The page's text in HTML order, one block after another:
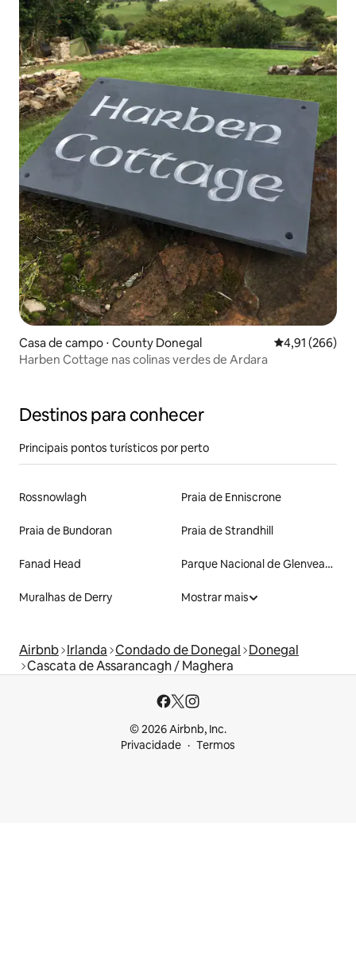
Casa de campo ⋅ County Donegal 4,91 de uma
4,91 (266)
Harben Cottage nas colinas verdes de Ardara
Destinos para conhecer
Principais pontos turísticos por perto
Rossnowlagh Praia de Enniscrone
Praia de Bundoran Praia de Strandhill
Fanad Head Parque Nacional de Glenveagh
Muralhas de Derry Mostrar mais
Airbnb Irlanda Condado de Donegal Donegal
Cascata de Assarancagh / Maghera
© 2026 Airbnb, Inc.
Privacidade
Termos